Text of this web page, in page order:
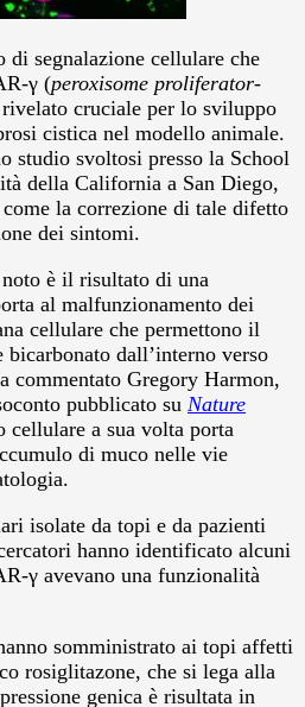
segnalazione cellulare che
γ (peroxisome proliferator-
cruciale per lo sviluppo
cistica nel modello animale.
studio svoltosi presso la School
della California a San Diego,
la correzione di tale difetto
dei sintomi.
è il risultato di una
al malfunzionamento dei
cellulare che permettono il
dall’interno verso
commentato Gregory Harmon,
pubblicato su Nature
cellulare a sua volta porta
di muco nelle vie
isolate da topi e da pazienti
hanno identificato alcuni
γ avevano una funzionalità
somministrato ai topi affetti
rosiglitazone, che si lega alla
genica è risultata in